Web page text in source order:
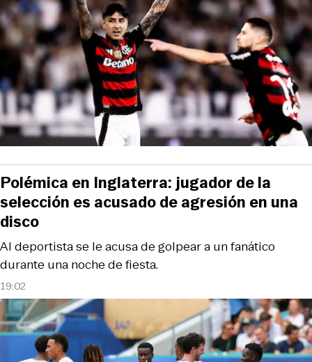
19:02
Al deportista se le acusa de golpear a un fanático
durante una noche de fiesta.
Polémica en Inglaterra: jugador de la
selección es acusado de agresión en una
disco